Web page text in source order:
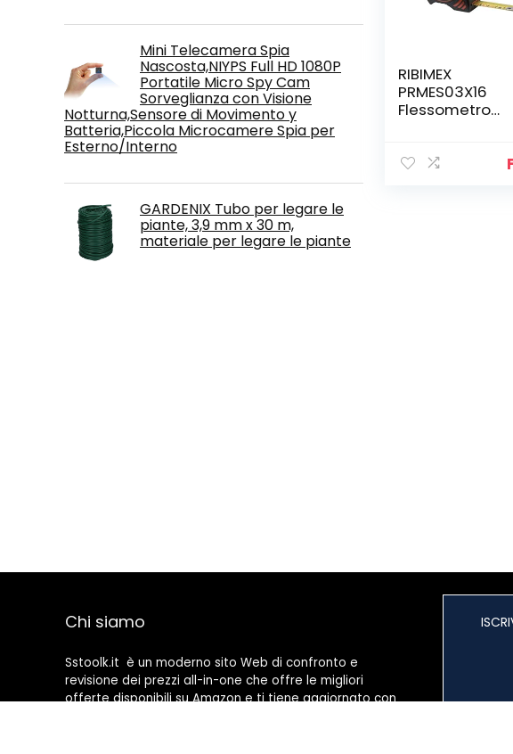
Mini Telecamera Spia
Nascosta,NIYPS Full HD 1080P
Portatile Micro Spy Cam
Sorveglianza con Visione
Notturna,Sensore di Movimento y
Batteria,Piccola Microcamere Spia per
Esterno/Interno
GARDENIX Tubo per legare le
piante, 3,9 mm x 30 m,
materiale per legare le piante
RIBIMEX
PRMES03X16
Flessometro
tasca
Chi siamo
Sstoolk.it è un moderno sito Web di confronto e
revisione dei prezzi all-in-one che offre le migliori
offerte disponibili su Amazon e ti tiene aggiornato con